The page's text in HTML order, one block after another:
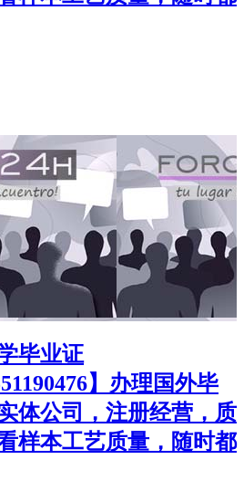
毕业证
】办理国外毕
体公司，注册经营，质
样本工艺质量，随时都